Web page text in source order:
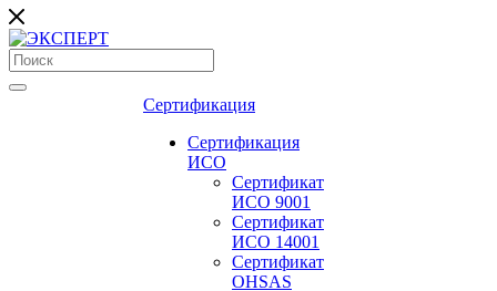
Сертификация
Сертификация
ИСО
Сертификат
ИСО 9001
Сертификат
ИСО 14001
Сертификат
OHSAS